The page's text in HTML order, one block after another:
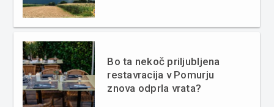
Bo ta nekoč priljubljena
restavracija v Pomurju
znova odprla vrata?